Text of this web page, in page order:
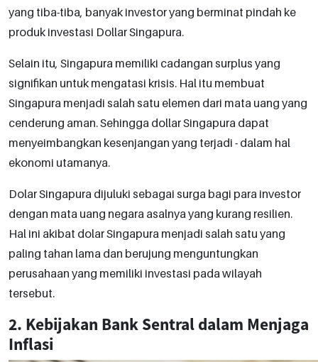
yang tiba-tiba, banyak investor yang berminat pindah ke
produk investasi Dollar Singapura.
Selain itu, Singapura memiliki cadangan surplus yang
signifikan untuk mengatasi krisis. Hal itu membuat
Singapura menjadi salah satu elemen dari mata uang yang
cenderung aman. Sehingga dollar Singapura dapat
menyeimbangkan kesenjangan yang terjadi - dalam hal
ekonomi utamanya.
Dolar Singapura dijuluki sebagai surga bagi para investor
dengan mata uang negara asalnya yang kurang resilien.
Hal ini akibat dolar Singapura menjadi salah satu yang
paling tahan lama dan berujung menguntungkan
perusahaan yang memiliki investasi pada wilayah
tersebut.
2. Kebijakan Bank Sentral dalam Menjaga
Inflasi